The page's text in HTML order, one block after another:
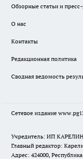
Обзорные статьи и
О нас
Контакты
Редакционная политика
Сводная ведомость
Сетевое издание
Учредитель: ИП
Главный редактор:
Адрес: 424000,